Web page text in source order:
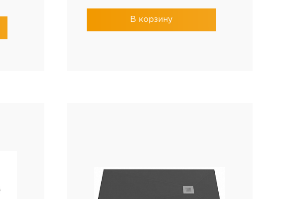
В корзину